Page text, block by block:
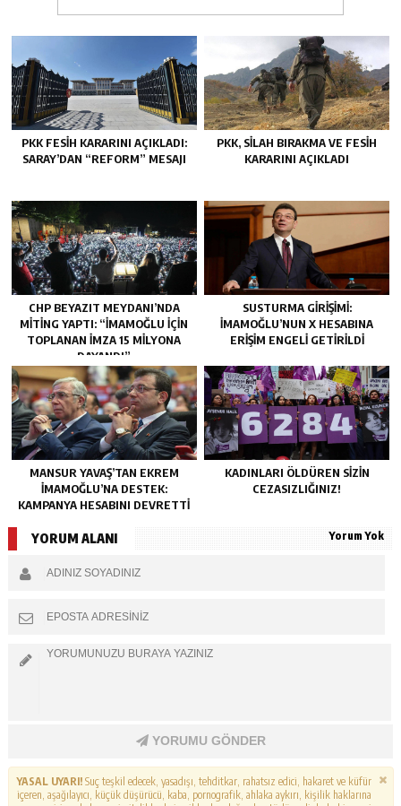
PKK FESIH KARARINI AÇIKLADI:
SARAY’DAN “REFORM” MESAJI
PKK, SILAH BIRAKMA VE FESIH
KARARINI AÇIKLADI
CHP BEYAZIT MEYDANI’NDA
MITING YAPTI: “İMAMOĞLU IÇIN
TOPLANAN IMZA 15 MILYONA
DAYANDI”
SUSTURMA GIRIŞIMI:
İMAMOĞLU’NUN X HESABINA
ERIŞIM ENGELI GETIRILDI
MANSUR YAVAŞ’TAN EKREM
İMAMOĞLU’NA DESTEK:
KAMPANYA HESABINI DEVRETTI
KADINLARI ÖLDÜREN SIZIN
CEZASIZLIĞINIZ!
YORUM ALANI Yorum Yok
YORUMU GÖNDER
YASAL UYARI!Suç teşkil edecek, yasadışı, tehditkar, rahatsız edici, hakaret ve küfür
içeren, aşağılayıcı, küçük düşürücü, kaba, pornografik, ahlaka aykırı, kişilik haklarına